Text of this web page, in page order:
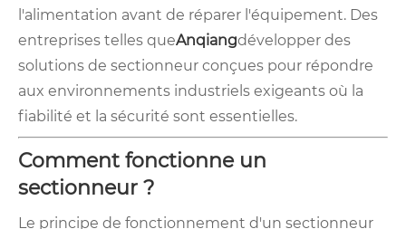
l'alimentation avant de réparer l'équipement. Des
entreprises telles queAnqiangdévelopper des
solutions de sectionneur conçues pour répondre
aux environnements industriels exigeants où la
fiabilité et la sécurité sont essentielles.
Comment fonctionne un
sectionneur ?
Le principe de fonctionnement d'un sectionneur